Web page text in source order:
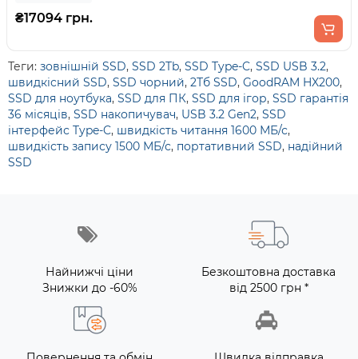
₴17094 грн.
Теги: зовнішній SSD, SSD 2Tb, SSD Type-C, SSD USB 3.2,
швидкісний SSD, SSD чорний, 2Тб SSD, GoodRAM HX200,
SSD для ноутбука, SSD для ПК, SSD для ігор, SSD гарантія
36 місяців, SSD накопичувач, USB 3.2 Gen2, SSD
інтерфейс Type-C, швидкість читання 1600 МБ/с,
швидкість запису 1500 МБ/с, портативний SSD, надійний
SSD
Найнижчі ціни
Знижки до -60%
Безкоштовна доставка
від 2500 грн *